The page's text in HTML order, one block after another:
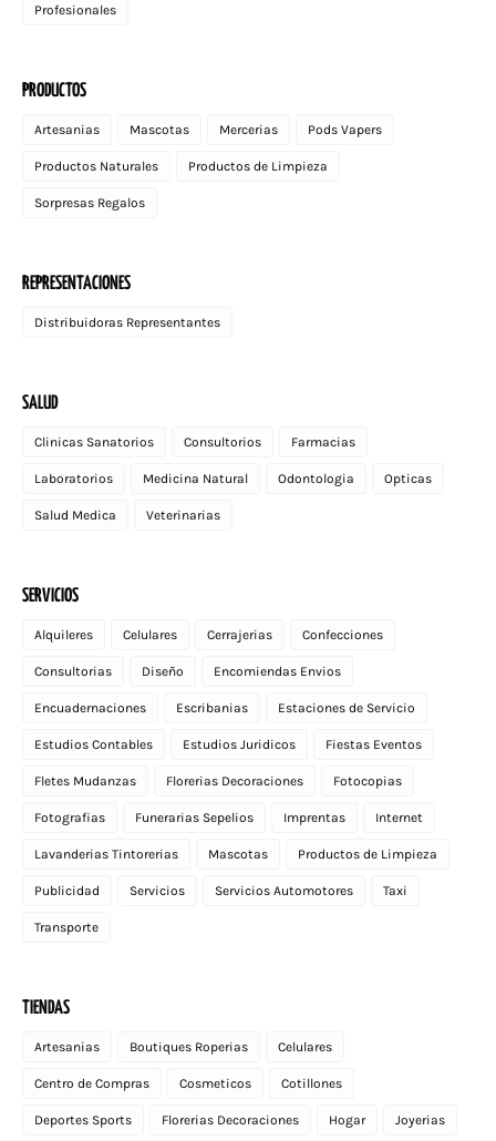
Profesionales
PRODUCTOS
Artesanias Mascotas Mercerias Pods Vapers
Productos Naturales Productos de Limpieza
Sorpresas Regalos
REPRESENTACIONES
Distribuidoras Representantes
SALUD
Clinicas Sanatorios Consultorios Farmacias
Laboratorios Medicina Natural Odontologia Opticas
Salud Medica Veterinarias
SERVICIOS
Alquileres Celulares Cerrajerias Confecciones
Consultorias Diseño Encomiendas Envios
Encuadernaciones Escribanias Estaciones de Servicio
Estudios Contables Estudios Juridicos Fiestas Eventos
Fletes Mudanzas Florerias Decoraciones Fotocopias
Fotografias Funerarias Sepelios Imprentas Internet
Lavanderias Tintorerias Mascotas Productos de Limpieza
Publicidad Servicios Servicios Automotores Taxi
Transporte
TIENDAS
Artesanias Boutiques Roperias Celulares
Centro de Compras Cosmeticos Cotillones
Deportes Sports Florerias Decoraciones Hogar Joyerias